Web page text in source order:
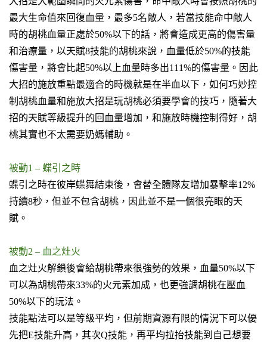
最大生命值來回復血量，最多5名敵人，若當技能命中敵人
時的胡桃血量正處於50%以下的話，將會造成更高的傷害量
和治療量，以天賦8技能的胡桃來說，血量低於50%的技能
傷害量，將會比起50%以上血量時多出111%的傷害量。因此
大招的施放重點最適合的時機就是在半血以下 ，如何巧妙控
制胡桃血量和施放大招是玩胡桃必須要學會的技巧，隨著大
招的天賦等級提升的回血量增加，和施放時機控制得好，胡
桃其實也不太需要奶媽輔助。
被動1 – 蝶引之時
蝶引之時在彼岸蝶舞結束後，會替全體隊友增加暴擊率12%
持續8秒， 但並不包含胡桃 ，因此並不是一個很亮眼的天
賦。
被動2 – 血之灶火
血之灶火解鎖後會給胡桃帶來很強勢的效果， 血量50%以下
可以為胡桃帶來33%的火元素加成 ，也更強調胡桃在壓血
50%以下的玩法。
技能點法可以是等級平均，但前期資源有限的情況下可以優
先把E技能升高，其次Q技能，再平均拉抬技能到自己想要